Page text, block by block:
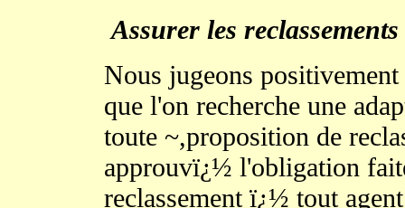
Assurer les
Nous jugeons
que l'on recherche une
toute ~,proposition de
approuvï¿½ l'obligation
reclassement ï¿½ tout